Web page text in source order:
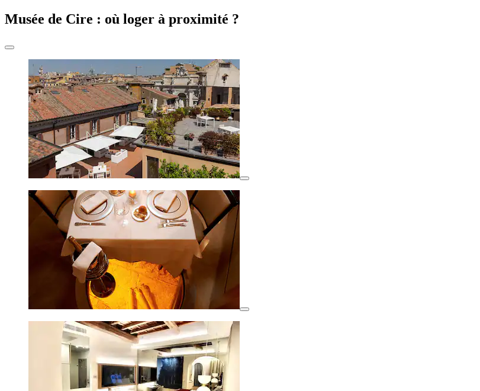
Musée de Cire : où loger à proximité ?